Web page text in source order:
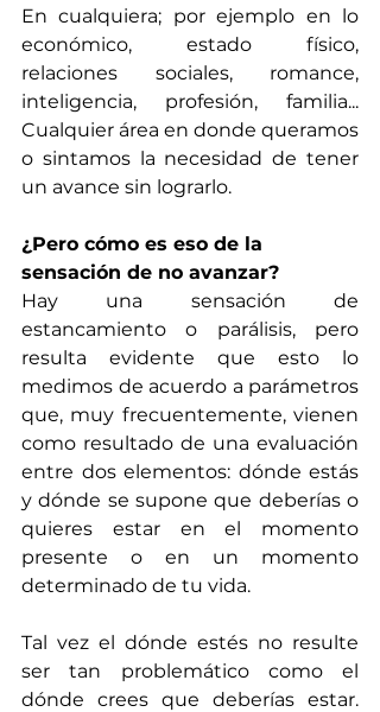
En cualquiera; por ejemplo en lo
económico, estado físico,
relaciones sociales, romance,
inteligencia, profesión, familia...
Cualquier área en donde queramos
o sintamos la necesidad de tener
un avance sin lograrlo.
¿Pero cómo es eso de la
sensación de no avanzar?
Hay una sensación de
estancamiento o parálisis, pero
resulta evidente que esto lo
medimos de acuerdo a parámetros
que, muy frecuentemente, vienen
como resultado de una evaluación
entre dos elementos: dónde estás
y dónde se supone que deberías o
quieres estar en el momento
presente o en un momento
determinado de tu vida.
Tal vez el dónde estés no resulte
ser tan problemático como el
dónde crees que deberías estar.